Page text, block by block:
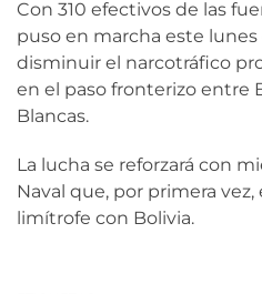
Con 310 efectivos de las
puso en marcha este lunes
disminuir el narcotráfico
en el paso fronterizo entre
Blancas.
La lucha se reforzará con
Naval que, por primera
limítrofe con Bolivia.